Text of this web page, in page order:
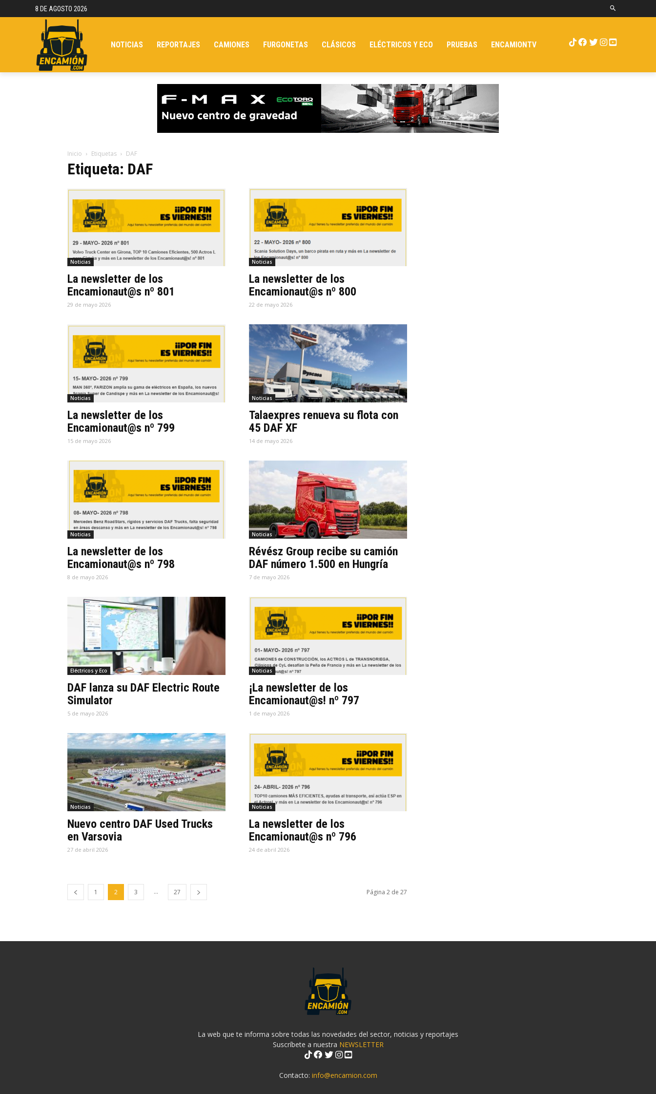
8 DE AGOSTO 2026
NOTICIAS REPORTAJES CAMIONES FURGONETAS CLÁSICOS ELÉCTRICOS Y ECO PRUEBAS ENCAMIONTV
Inicio Etiquetas DAF
Etiqueta: DAF
Noticias
La newsletter de los
Encamionaut@s nº 801
29 de mayo 2026
Noticias
La newsletter de los
Encamionaut@s nº 800
22 de mayo 2026
Noticias
La newsletter de los
Encamionaut@s nº 799
15 de mayo 2026
Noticias
Talaexpres renueva su flota con
45 DAF XF
14 de mayo 2026
Noticias
La newsletter de los
Encamionaut@s nº 798
8 de mayo 2026
Noticias
Révész Group recibe su camión
DAF número 1.500 en Hungría
7 de mayo 2026
Eléctricos y Eco
DAF lanza su DAF Electric Route
Simulator
5 de mayo 2026
Noticias
¡La newsletter de los
Encamionaut@s! nº 797
1 de mayo 2026
Noticias
Nuevo centro DAF Used Trucks
en Varsovia
27 de abril 2026
Noticias
La newsletter de los
Encamionaut@s nº 796
24 de abril 2026
1 2 3 ... 27 Página 2 de 27
La web que te informa sobre todas las novedades del sector, noticias y reportajes
Suscríbete a nuestra NEWSLETTER
Contacto: info@encamion.com